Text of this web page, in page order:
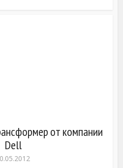
от компании
Dell